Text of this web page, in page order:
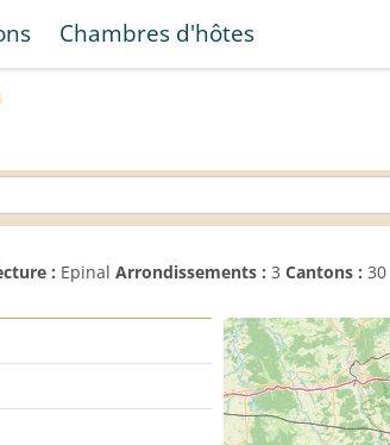
Chambres d'hôtes
: Epinal Arrondissements : 3 Cantons : 30